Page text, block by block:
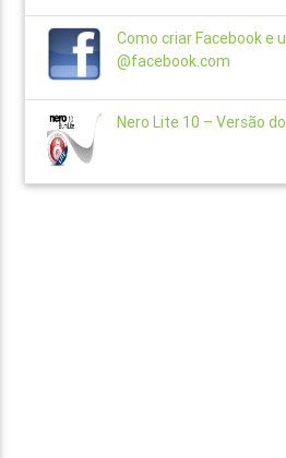
Como criar Facebook e
@facebook.com
Nero Lite 10 – Versão